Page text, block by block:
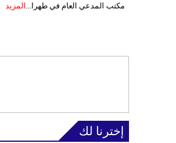
مكتب المدعي العام في طهرا... المزيد
إخترنا لك